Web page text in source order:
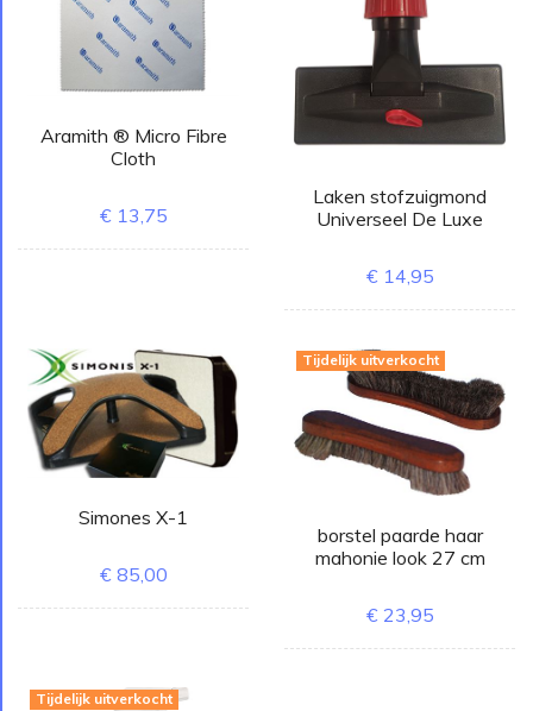
Aramith ® Micro Fibre
Cloth
€ 13,75
Laken stofzuigmond
Universeel De Luxe
€ 14,95
Simones X-1
€ 85,00
Tijdelijk uitverkocht
borstel paarde haar
mahonie look 27 cm
€ 23,95
Tijdelijk uitverkocht